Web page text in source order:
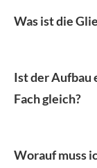
Was ist die
Ist der Aufbau
Fach gleich?
Worauf muss